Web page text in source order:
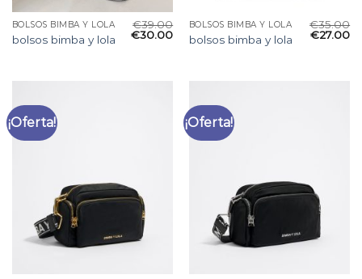
BOLSOS BIMBA Y LOLA
bolsos bimba y lola
€39.00
€30.00
BOLSOS BIMBA Y LOLA
bolsos bimba y lola
€35.00
€27.00
¡Oferta! ¡Oferta!